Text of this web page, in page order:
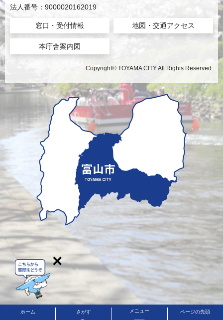
ホーム さがす メニュー ページの先頭
法人番号：9000020162019
窓口・受付情報 地図・交通アクセス
本庁舎案内図
Copyright© TOYAMA CITY All Rights Reserved.
×